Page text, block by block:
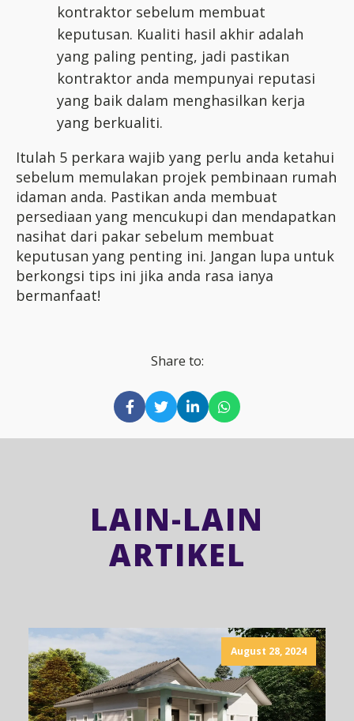
kontraktor sebelum membuat
keputusan. Kualiti hasil akhir adalah
yang paling penting, jadi pastikan
kontraktor anda mempunyai reputasi
yang baik dalam menghasilkan kerja
yang berkualiti.
Itulah 5 perkara wajib yang perlu anda ketahui
sebelum memulakan projek pembinaan rumah
idaman anda. Pastikan anda membuat
persediaan yang mencukupi dan mendapatkan
nasihat dari pakar sebelum membuat
keputusan yang penting ini. Jangan lupa untuk
berkongsi tips ini jika anda rasa ianya
bermanfaat!
Share to:
LAIN-LAIN
ARTIKEL
August 28, 2024